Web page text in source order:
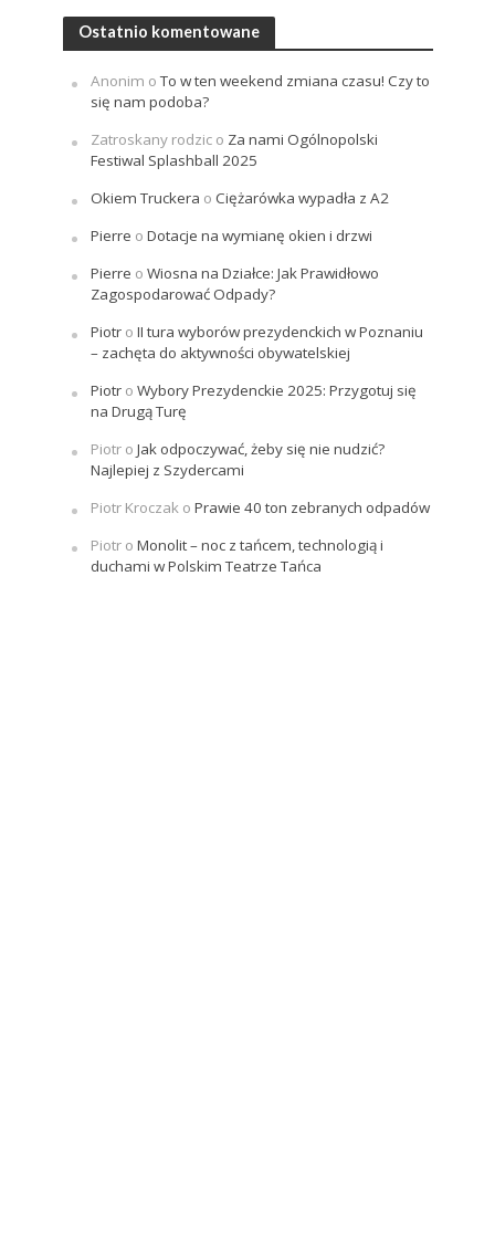
Ostatnio komentowane
Anonim oTo w ten weekend zmiana czasu! Czy to
się nam podoba?
Zatroskany rodzico Za nami Ogólnopolski
Festiwal Splashball 2025
Okiem Truckera o Ciężarówka wypadła z A2
Pierre o Dotacje na wymianę okien i drzwi
Pierre o Wiosna na Działce: Jak Prawidłowo
Zagospodarować Odpady?
Piotro II tura wyborów prezydenckich w Poznaniu
– zachęta do aktywności obywatelskiej
Piotro Wybory Prezydenckie 2025: Przygotuj się
na Drugą Turę
Piotro Jak odpoczywać, żeby się nie nudzić?
Najlepiej z Szydercami
Piotr Kroczako Prawie 40 ton zebranych odpadów
Piotro Monolit – noc z tańcem, technologią i
duchami w Polskim Teatrze Tańca